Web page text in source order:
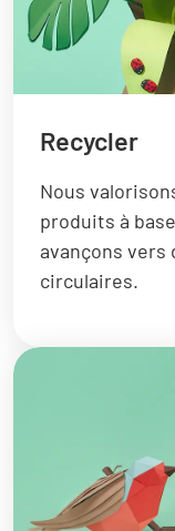
Recycler
Nous
produits à
avançons vers
circulaires.